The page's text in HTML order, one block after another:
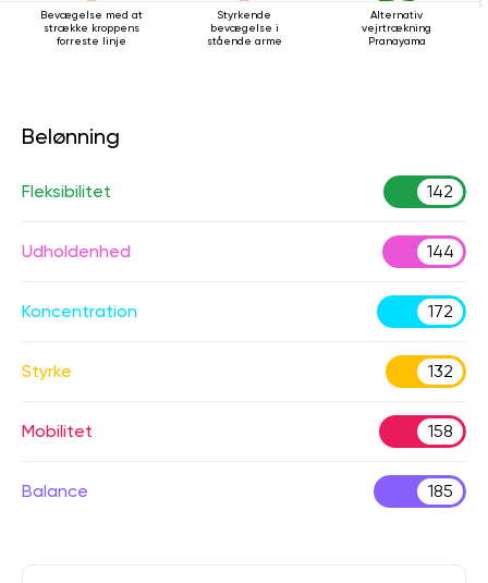
Bevægelse med at
strække kroppens
forreste linje
Styrkende
bevægelse i
stående arme
Alternativ
vejrtrækning
Pranayama
Belønning
Fleksibilitet 142
Udholdenhed 144
Koncentration 172
Styrke 132
Mobilitet 158
Balance 185